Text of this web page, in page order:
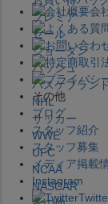
会
その他
ブログ
スタッフ紹介
スタッフ募集
メディア掲載
Instagram
プレミア
セール
ジョーダン
バッシュ
バスケブランド
NHL
サッカー
WWE
UFC
NCAA
NASCAR